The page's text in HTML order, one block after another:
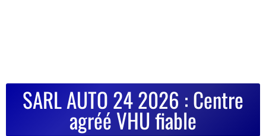
SARL AUTO 24 2026 : Centre
agréé VHU fiable